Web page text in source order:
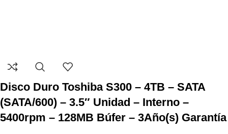
Disco Duro Toshiba S300 – 4TB – SATA
(SATA/600) – 3.5″ Unidad – Interno –
5400rpm – 128MB Búfer – 3Año(s) Garantía